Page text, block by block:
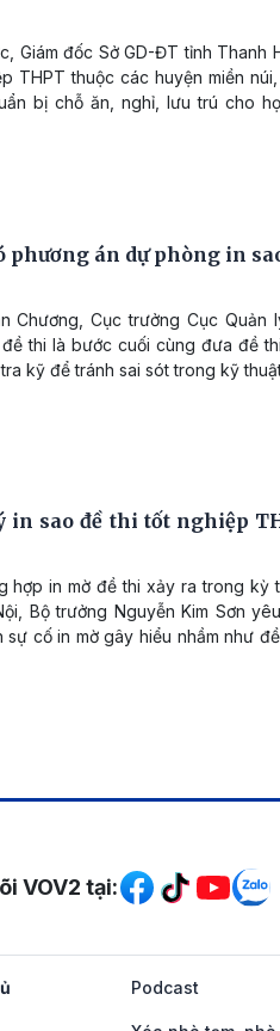
Giám đốc Sở GD-ĐT tỉnh Thanh
THPT thuộc các huyện miền
bị chỗ ăn, nghỉ, lưu trú cho
phương án dự phòng in
Chương, Cục trưởng Cục Quản
thi là bước cuối cùng đưa đề
kỹ để tránh sai sót trong kỹ
in sao đề thi tốt nghiệp
hợp in mờ đề thi xảy ra trong kỳ
Bộ trưởng Nguyễn Kim Sơn
cố in mờ gây hiểu nhầm như
xã hội
VOV2 tại:
Podcast